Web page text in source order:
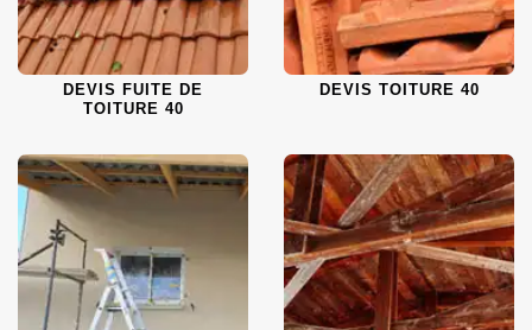
DEVIS FUITE DE
TOITURE 40
DEVIS TOITURE 40